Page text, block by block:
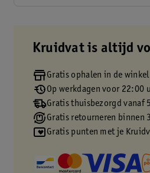
Kruidvat is altijd
Gratis ophalen in de winkel
Op werkdagen voor 22:00
Gratis thuisbezorgd vanaf
Gratis retourneren binnen
Gratis punten met je